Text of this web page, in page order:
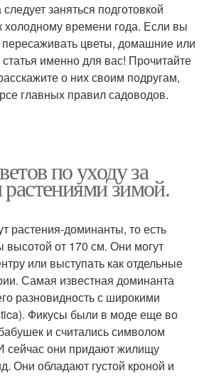
заняться подготовкой
времени года. Если вы
цветы, домашние или
именно для вас! Прочитайте
о них своим подругам,
главных правил садоводов.
по уходу за
зимой.
растения-доминанты, то есть
высотой от 170 см. Они могут
или выступать как отдельные
Самая известная доминанта
разновидность с широкими
Фикусы были в моде еще во
и считались символом
сейчас они придают жилищу
Они обладают густой кроной и